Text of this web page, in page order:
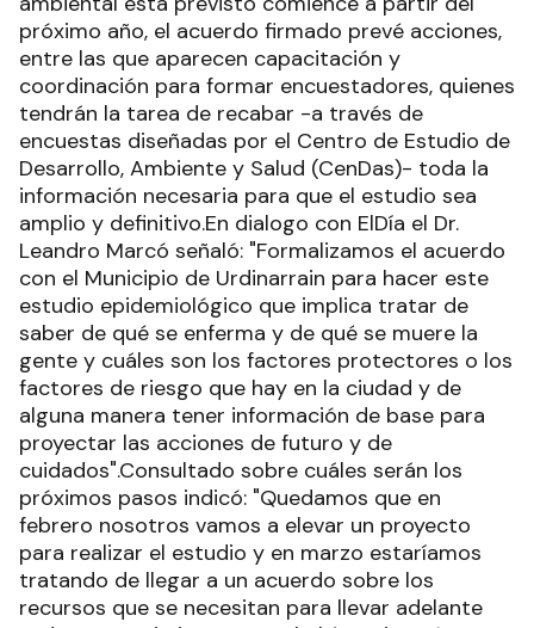
próximo año, el acuerdo firmado prevé acciones,
entre las que aparecen capacitación y
coordinación para formar encuestadores, quienes
tendrán la tarea de recabar -a través de
encuestas diseñadas por el Centro de Estudio de
Desarrollo, Ambiente y Salud (CenDas)- toda la
información necesaria para que el estudio sea
amplio y definitivo.En dialogo con ElDía el Dr.
Leandro Marcó señaló: "Formalizamos el acuerdo
con el Municipio de Urdinarrain para hacer este
estudio epidemiológico que implica tratar de
saber de qué se enferma y de qué se muere la
gente y cuáles son los factores protectores o los
factores de riesgo que hay en la ciudad y de
alguna manera tener información de base para
proyectar las acciones de futuro y de
cuidados".Consultado sobre cuáles serán los
próximos pasos indicó: "Quedamos que en
febrero nosotros vamos a elevar un proyecto
para realizar el estudio y en marzo estaríamos
tratando de llegar a un acuerdo sobre los
recursos que se necesitan para llevar adelante